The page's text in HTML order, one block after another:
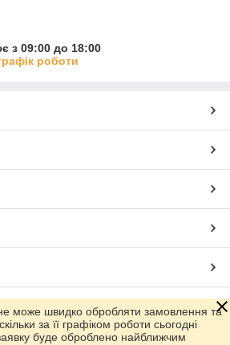
з 09:00 до 18:00
роботи
Prom.ua
може швидко обробляти замовлення та
за її графіком роботи сьогодні
буде оброблено найближчим